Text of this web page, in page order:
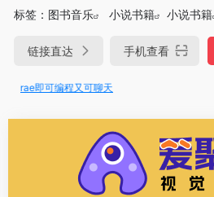
标签： 图书音乐 小说书籍 小说书籍
链接直达 手机查看
即可编程又可聊天